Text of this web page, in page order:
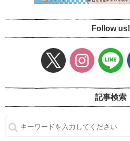
Follow us!
記事検索